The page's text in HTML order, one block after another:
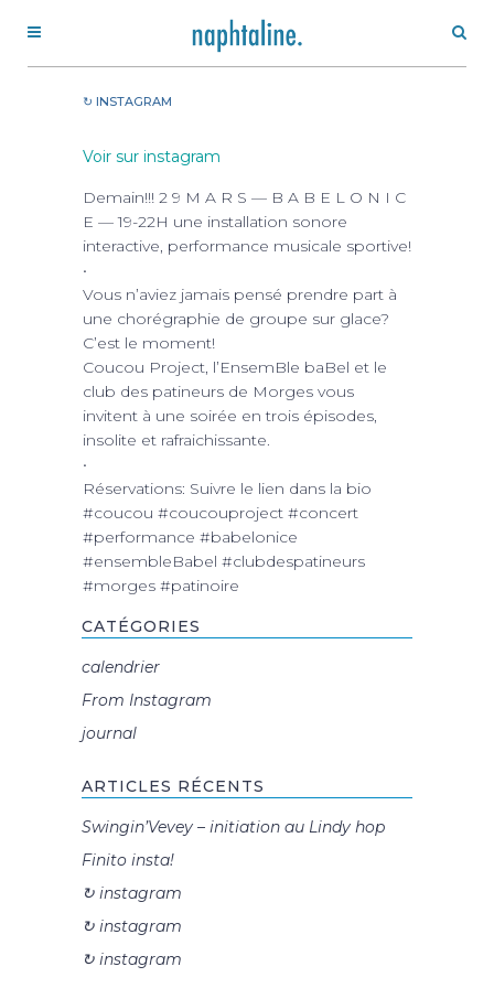
↻ INSTAGRAM
Voir sur instagram
Demain!!! 2 9 M A R S — B A B E L O N I C
E — 19-22H une installation sonore
interactive, performance musicale sportive!
•
Vous n’aviez jamais pensé prendre part à
une chorégraphie de groupe sur glace?
C’est le moment!
Coucou Project, l’EnsemBle baBel et le
club des patineurs de Morges vous
invitent à une soirée en trois épisodes,
insolite et rafraichissante.
•
Réservations: Suivre le lien dans la bio
#coucou #coucouproject #concert
#performance #babelonice
#ensembleBabel #clubdespatineurs
#morges #patinoire
CATÉGORIES
calendrier
From Instagram
journal
ARTICLES RÉCENTS
Swingin’Vevey – initiation au Lindy hop
Finito insta!
↻ instagram
↻ instagram
↻ instagram